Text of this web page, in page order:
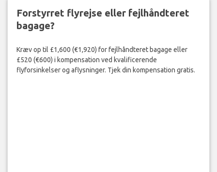
Forstyrret flyrejse eller fejlhåndteret
bagage?
Kræv op til £1,600 (€1,920) for fejlhåndteret bagage eller
£520 (€600) i kompensation ved kvalificerende
flyforsinkelser og aflysninger. Tjek din kompensation gratis.